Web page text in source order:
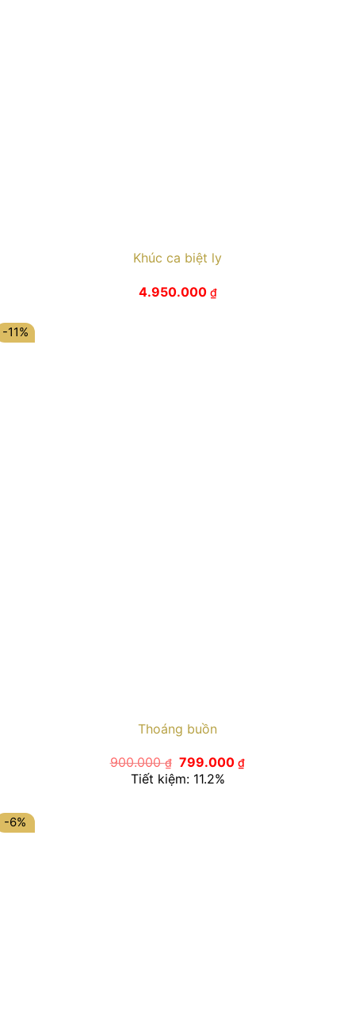
Khúc ca biệt ly
4.950.000 ₫
-11%
Thoáng buồn
900.000₫ Giá
gốc
là:
799.000₫Giá
Tiết kiệm: 11.2%
-6%